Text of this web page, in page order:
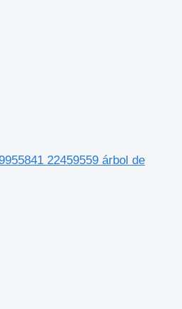
22459559 árbol de